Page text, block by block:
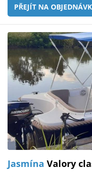
PŘEJÍT NA
Jasmína Valory